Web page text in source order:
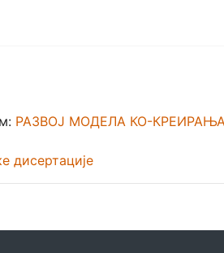
РАЗВОЈ МОДЕЛА КО-
дисертације